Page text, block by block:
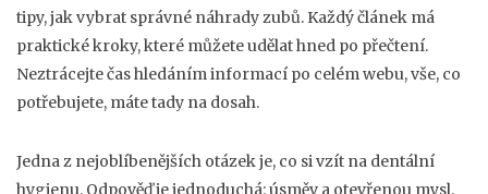
tipy, jak vybrat správné náhrady zubů. Každý článek má
praktické kroky, které můžete udělat hned po přečtení.
Neztrácejte čas hledáním informací po celém webu, vše, co
potřebujete, máte tady na dosah.
Jedna z nejoblíbenějších otázek je, co si vzít na dentální
hygienu. Odpověď je jednoduchá: úsměv a otevřenou mysl.